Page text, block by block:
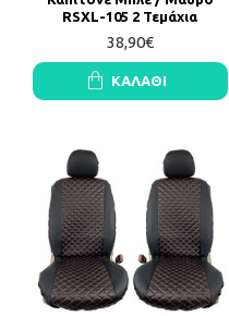
RSXL-105 2 Τεμάχια
38,90€
ΚΑΛΆΘΙ